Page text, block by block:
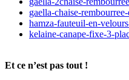
gaella-chaise-
hamza-fauteuil-en-
kelaine-canape-fixe-3-
Et ce n’est pas tout !